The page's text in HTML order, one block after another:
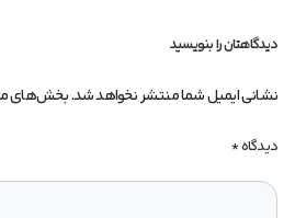
دیدگاهتان را بنویسید
نشانی ایمیل شما منتشر نخواهد شد.بخش‌های
دیدگاه*